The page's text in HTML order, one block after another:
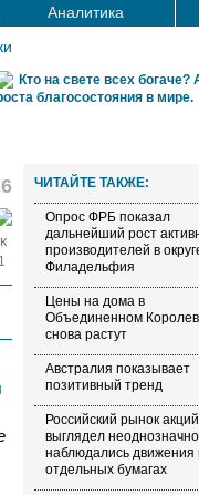
Аналитика
Кто на свете всех богаче?
благосостояния в мире.
ЧИТАЙТЕ ТАКЖЕ:
Опрос ФРБ показал
дальнейший рост
производителей в
Филадельфия
Цены на дома в
Объединенном
снова растут
Австралия показывает
позитивный тренд
Российский рынок акций
выглядел
наблюдались движения
отдельных бумагах